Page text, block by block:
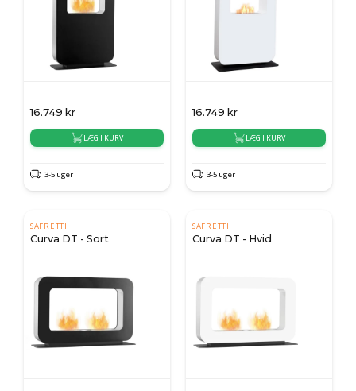
16.749 kr
LÆG I KURV
3-5 uger
16.749 kr
LÆG I KURV
3-5 uger
SAFRETTI
Curva DT - Sort
SAFRETTI
Curva DT - Hvid